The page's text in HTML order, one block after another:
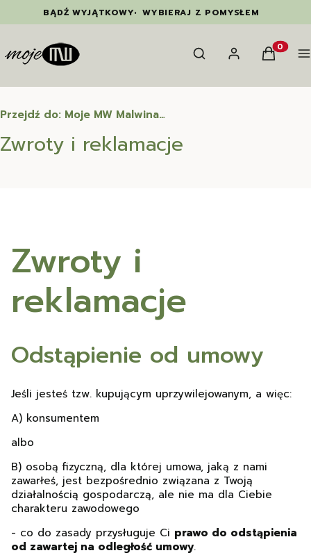
BĄDŹ WYJĄTKOWY• WYBIERAJ Z POMYSŁEM
Otwórz wyszukiwarkę
Szukaj Zaloguj sięKoszyk
Przejdź do: Moje MW Malwina Wetula
Zwroty i reklamacje
Zwroty i
reklamacje
Odstąpienie od umowy
Jeśli jesteś tzw. kupującym uprzywilejowanym, a więc:
A) konsumentem
albo
B) osobą fizyczną, dla której umowa, jaką z nami
zawarłeś, jest bezpośrednio związana z Twoją
działalnością gospodarczą, ale nie ma dla Ciebie
charakteru zawodowego
- co do zasady przysługuje Ci prawo do odstąpienia
od zawartej na odległość umowy.